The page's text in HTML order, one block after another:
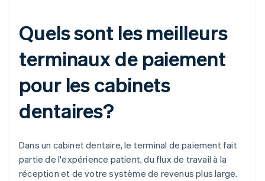
Quels sont les meilleurs
terminaux de paiement
pour les cabinets
dentaires?
Dans un cabinet dentaire, le terminal de paiement fait
partie de l'expérience patient, du flux de travail à la
réception et de votre système de revenus plus large.